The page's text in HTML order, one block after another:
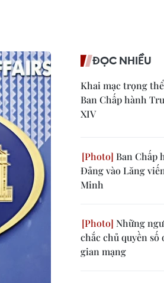
ĐỌC NHIỀU
Khai mạc trọng
Ban Chấp hành
XIV
Ban Chấp
Đảng vào Lăng
Minh
Những
chắc chủ quyền
gian mạng